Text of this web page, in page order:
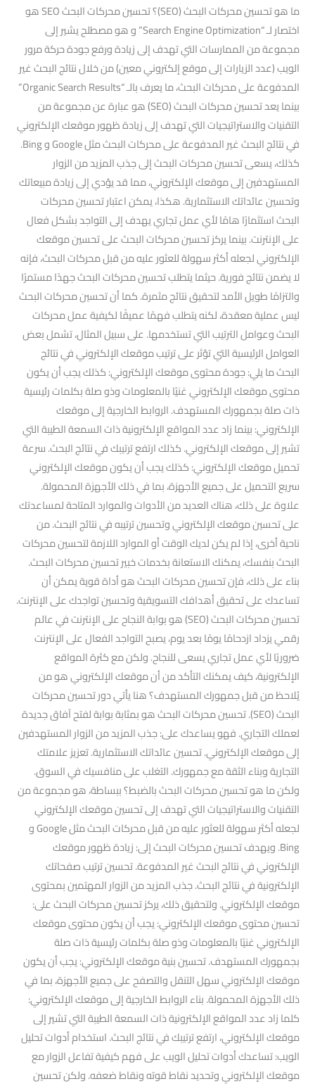
ما هو تحسين محركات البحث (SEO)؟ تحسين محركات البحث SEO هو
اختصار لـ “Search Engine Optimization” و هو مصطلح يشير إلى
مجموعة من الممارسات التي تهدف إلى زيادة ورفع جودة حركة مرور
الويب (عدد الزيارات إلى موقع إلكتروني معين) من خلال نتائج البحث غير
المدفوعة على محركات البحث، ما يعرف بالـ “Organic Search Results”
بينما يعد تحسين محركات البحث (SEO) هو عبارة عن مجموعة من
التقنيات والاستراتيجيات التي تهدف إلى زيادة ظهور موقعك الإلكتروني
في نتائج البحث غير المدفوعة على محركات البحث مثل Google و Bing.
كذلك، يسعى تحسين محركات البحث إلى جذب المزيد من الزوار
المستهدفين إلى موقعك الإلكتروني، مما قد يؤدي إلى زيادة مبيعاتك
وتحسين عائداتك الاستثمارية. هكذا، يمكن اعتبار تحسين محركات
البحث استثمارًا هامًا لأي عمل تجاري يهدف إلى التواجد بشكل فعال
على الإنترنت. بينما يركز تحسين محركات البحث على تحسين موقعك
الإلكتروني لجعله أكثر سهولة للعثور عليه من قبل محركات البحث، فإنه
لا يضمن نتائج فورية. حيثما يتطلب تحسين محركات البحث جهدًا مستمرًا
والتزامًا طويل الأمد لتحقيق نتائج مثمرة. كما أن تحسين محركات البحث
ليس عملية معقدة، لكنه يتطلب فهمًا عميقًا لكيفية عمل محركات
البحث وعوامل الترتيب التي تستخدمها. على سبيل المثال، تشمل بعض
العوامل الرئيسية التي تؤثر على ترتيب موقعك الإلكتروني في نتائج
البحث ما يلي: جودة محتوى موقعك الإلكتروني: كذلك يجب أن يكون
محتوى موقعك الإلكتروني غنيًا بالمعلومات وذو صلة بكلمات رئيسية
ذات صلة بجمهورك المستهدف. الروابط الخارجية إلى موقعك
الإلكتروني: بينما زاد عدد المواقع الإلكترونية ذات السمعة الطيبة التي
تشير إلى موقعك الإلكتروني. كذلك ارتفع ترتيبك في نتائج البحث. سرعة
تحميل موقعك الإلكتروني: كذلك يجب أن يكون موقعك الإلكتروني
سريع التحميل على جميع الأجهزة، بما في ذلك الأجهزة المحمولة.
علاوة على ذلك، هناك العديد من الأدوات والموارد المتاحة لمساعدتك
على تحسين موقعك الإلكتروني وتحسين ترتيبه في نتائج البحث. من
ناحية أخرى، إذا لم يكن لديك الوقت أو الموارد اللازمة لتحسين محركات
البحث بنفسك، يمكنك الاستعانة بخدمات خبير تحسين محركات البحث.
بناء على ذلك، فإن تحسين محركات البحث هو أداة قوية يمكن أن
تساعدك على تحقيق أهدافك التسويقية وتحسين تواجدك على الإنترنت.
تحسين محركات البحث (SEO) هو بوابة النجاح على الإنترنت في عالم
رقمي يزداد ازدحامًا يومًا بعد يوم، يصبح التواجد الفعال على الإنترنت
ضروريًا لأي عمل تجاري يسعى للنجاح. ولكن مع كثرة المواقع
الإلكترونية، كيف يمكنك التأكد من أن موقعك الإلكتروني هو من
يُلاحظ من قبل جمهورك المستهدف؟ هنا يأتي دور تحسين محركات
البحث (SEO). تحسين محركات البحث هو بمثابة بوابة لفتح آفاق جديدة
لعملك التجاري. فهو يساعدك على: جذب المزيد من الزوار المستهدفين
إلى موقعك الإلكتروني. تحسين عائداتك الاستثمارية. تعزيز علامتك
التجارية وبناء الثقة مع جمهورك. التغلب على منافسيك في السوق.
ولكن ما هو تحسين محركات البحث بالضبط؟ ببساطة، هو مجموعة من
التقنيات والاستراتيجيات التي تهدف إلى تحسين موقعك الإلكتروني
لجعله أكثر سهولة للعثور عليه من قبل محركات البحث مثل Google و
Bing. ويهدف تحسين محركات البحث إلى: زيادة ظهور موقعك
الإلكتروني في نتائج البحث غير المدفوعة. تحسين ترتيب صفحاتك
الإلكترونية في نتائج البحث. جذب المزيد من الزوار المهتمين بمحتوى
موقعك الإلكتروني. ولتحقيق ذلك، يركز تحسين محركات البحث على:
تحسين محتوى موقعك الإلكتروني: يجب أن يكون محتوى موقعك
الإلكتروني غنيًا بالمعلومات وذو صلة بكلمات رئيسية ذات صلة
بجمهورك المستهدف. تحسين بنية موقعك الإلكتروني: يجب أن يكون
موقعك الإلكتروني سهل التنقل والتصفح على جميع الأجهزة، بما في
ذلك الأجهزة المحمولة. بناء الروابط الخارجية إلى موقعك الإلكتروني:
كلما زاد عدد المواقع الإلكترونية ذات السمعة الطيبة التي تشير إلى
موقعك الإلكتروني، ارتفع ترتيبك في نتائج البحث. استخدام أدوات تحليل
الويب: تساعدك أدوات تحليل الويب على فهم كيفية تفاعل الزوار مع
موقعك الإلكتروني وتحديد نقاط قوته ونقاط ضعفه. ولكن تحسين